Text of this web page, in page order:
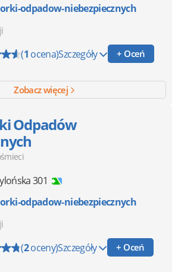
odpadow-niebezpiecznych
(1 ocena)Szczegóły + Oceń
Zobacz więcej
Odpadów
301
odpadow-niebezpiecznych
(2oceny)Szczegóły + Oceń